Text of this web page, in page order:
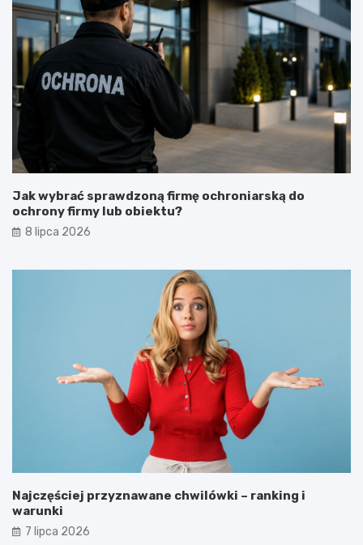
Jak wybrać sprawdzoną firmę ochroniarską do
ochrony firmy lub obiektu?
8 lipca 2026
Najczęściej przyznawane chwilówki – ranking i
warunki
7 lipca 2026